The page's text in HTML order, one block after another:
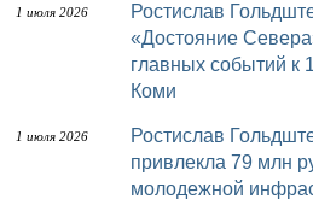
1 июля 2026
Ростислав Гольдштейн: Выставка
«Достояние
главных событий к
Коми
1 июля 2026
Ростислав Гольдштейн: Республика Коми
привлекла 79 млн
молодежной